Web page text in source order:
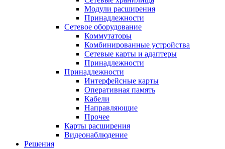
Модули расширения
Принадлежности
Сетевое оборудование
Коммутаторы
Комбинированные устройства
Сетевые карты и адаптеры
Принадлежности
Принадлежности
Интерфейсные карты
Оперативная память
Кабели
Направляющие
Прочее
Карты расширения
Видеонаблюдение
Решения